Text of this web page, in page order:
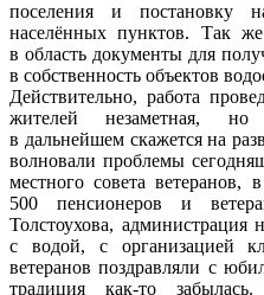
поселения и постановку
населённых пунктов. Так
в область документы для
в собственность объектов
Действительно, работа
жителей незаметная,
в дальнейшем скажется на
волновали проблемы
местного совета ветеранов,
500 пенсионеров и
Толстоухова, администрация
с водой, с организацией
ветеранов поздравляли с
традиция как-то